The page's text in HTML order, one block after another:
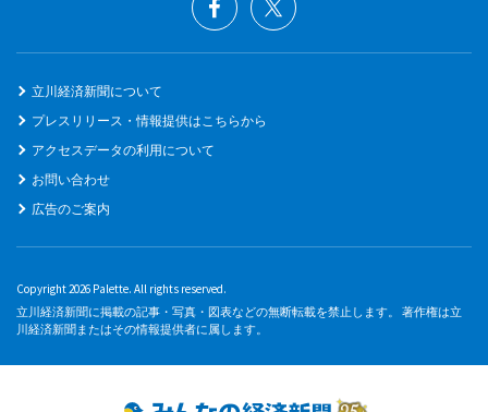
立川経済新聞について
プレスリリース・情報提供はこちらから
アクセスデータの利用について
お問い合わせ
広告のご案内
Copyright 2026 Palette. All rights reserved.
立川経済新聞に掲載の記事・写真・図表などの無断転載を禁止します。 著作権は立
川経済新聞またはその情報提供者に属します。